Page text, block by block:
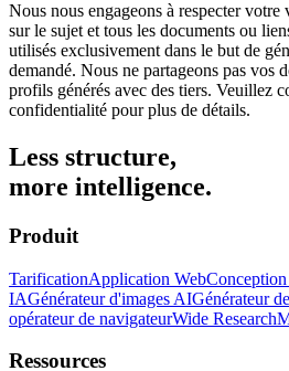
Nous nous engageons à respecter
sur le sujet et tous les documents ou
utilisés exclusivement dans le but de
demandé. Nous ne partageons pas vos
profils générés avec des tiers. Veuillez
confidentialité pour plus de détails.
Less structure,
more intelligence.
Produit
TarificationApplication Web
IAGénérateur d'images AIGénérateur
opérateur de navigateurWide Research
Ressources